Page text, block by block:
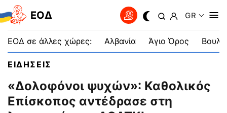
EOΔ GR
ΕΟΔ σε άλλες χώρες: Αλβανία Άγιο Όρος
ΕΙΔΗΣΕΙΣ
«Δολοφόνοι ψυχών»: Καθολικός
Επίσκοπος αντέδρασε στη